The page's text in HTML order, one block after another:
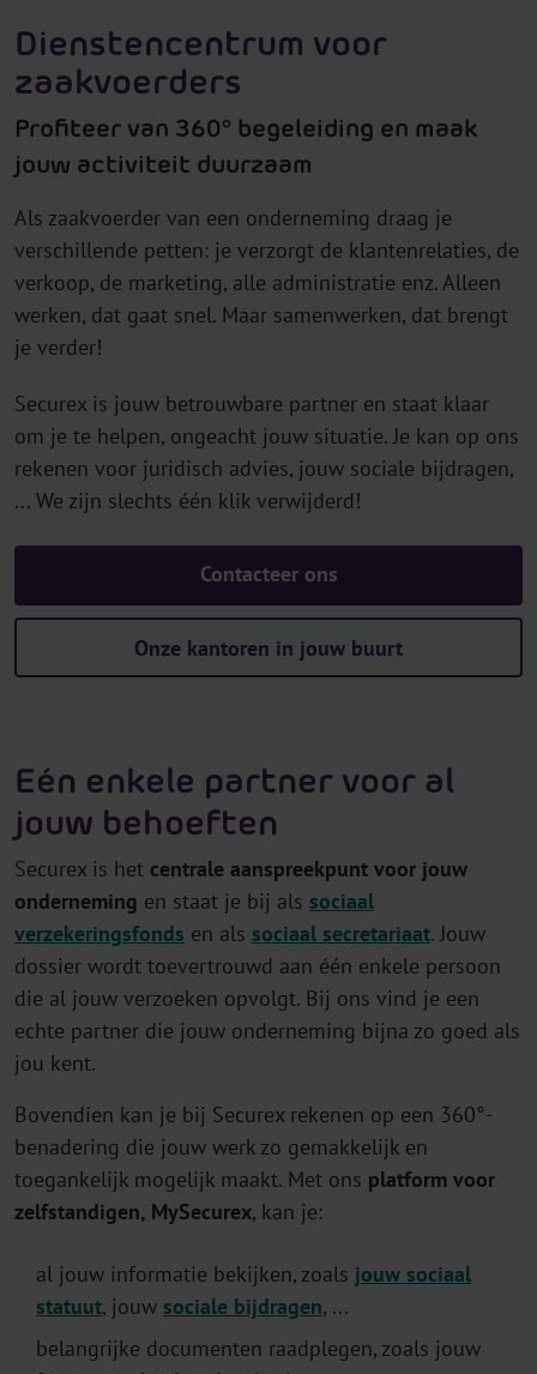
Dienstencentrum voor
zaakvoerders
Profiteer van 360° begeleiding en maak
jouw activiteit duurzaam
Als zaakvoerder van een onderneming draag je
verschillende petten: je verzorgt de klantenrelaties, de
verkoop, de marketing, alle administratie enz. Alleen
werken, dat gaat snel. Maar samenwerken, dat brengt
je verder!
Securex is jouw betrouwbare partner en staat klaar
om je te helpen, ongeacht jouw situatie. Je kan op ons
rekenen voor juridisch advies, jouw sociale bijdragen,
... We zijn slechts één klik verwijderd!
Contacteer ons
Onze kantoren in jouw buurt
Eén enkele partner voor al
jouw behoeften
Securex is het centrale aanspreekpunt voor jouw
onderneming en staat je bij als sociaal
verzekeringsfonds en als sociaal secretariaat. Jouw
dossier wordt toevertrouwd aan één enkele persoon
die al jouw verzoeken opvolgt. Bij ons vind je een
echte partner die jouw onderneming bijna zo goed als
jou kent.
Bovendien kan je bij Securex rekenen op een 360°-
benadering die jouw werk zo gemakkelijk en
toegankelijk mogelijk maakt. Met ons platform voor
zelfstandigen, MySecurex, kan je:
al jouw informatie bekijken, zoals jouw sociaal
statuut, jouw sociale bijdragen, ...
belangrijke documenten raadplegen, zoals jouw